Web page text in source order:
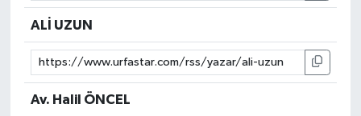
ALİ UZUN
Av. Halil ÖNCEL